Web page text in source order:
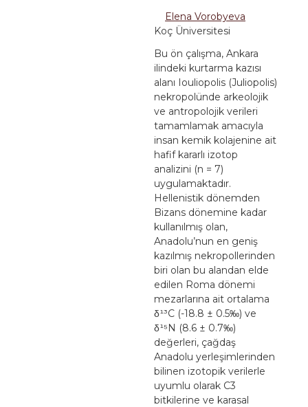
Elena Vorobyeva
Koç Üniversitesi
Bu ön çalışma, Ankara
ilindeki kurtarma kazısı
alanı Iouliopolis (Juliopolis)
nekropolünde arkeolojik
ve antropolojik verileri
tamamlamak amacıyla
insan kemik kolajenine ait
hafif kararlı izotop
analizini (n = 7)
uygulamaktadır.
Hellenistik dönemden
Bizans dönemine kadar
kullanılmış olan,
Anadolu’nun en geniş
kazılmış nekropollerinden
biri olan bu alandan elde
edilen Roma dönemi
mezarlarına ait ortalama
δ¹³C (-18.8 ± 0.5‰) ve
δ¹⁵N (8.6 ± 0.7‰)
değerleri, çağdaş
Anadolu yerleşimlerinden
bilinen izotopik verilerle
uyumlu olarak C3
bitkilerine ve karasal